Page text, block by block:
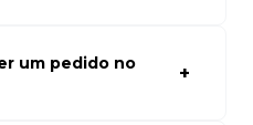
os melhores preços
um pedido no